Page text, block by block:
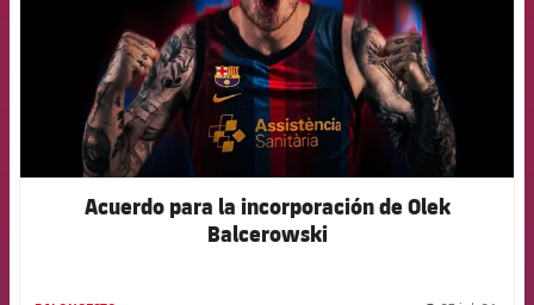
Acuerdo para la incorporación de Olek
Balcerowski